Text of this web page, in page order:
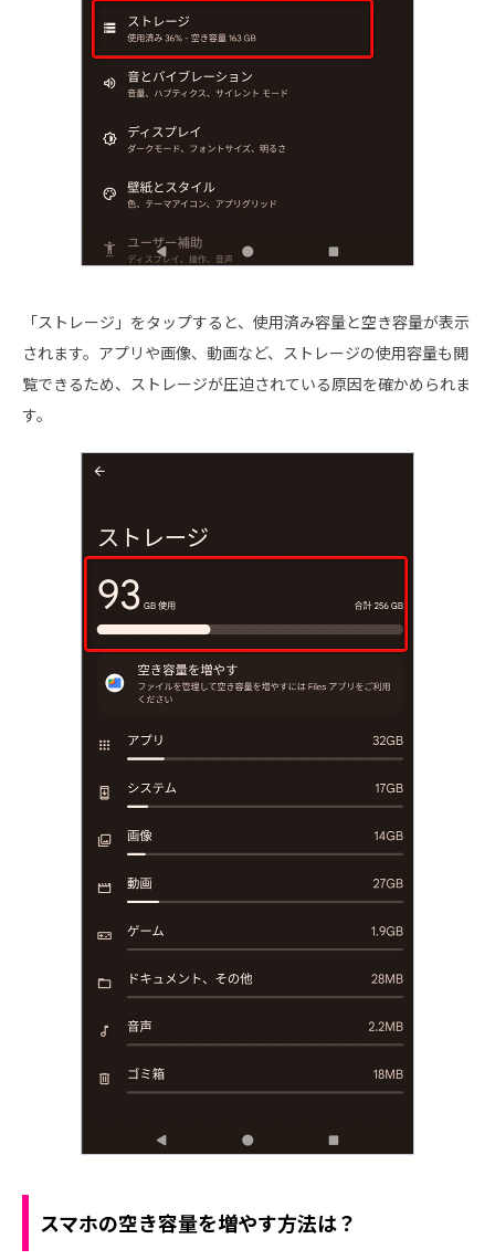
「ストレージ」をタップすると、使用済み容量と空き容量が表示
されます。アプリや画像、動画など、ストレージの使用容量も閲
覧できるため、ストレージが圧迫されている原因を確かめられま
す。
スマホの空き容量を増やす方法は？